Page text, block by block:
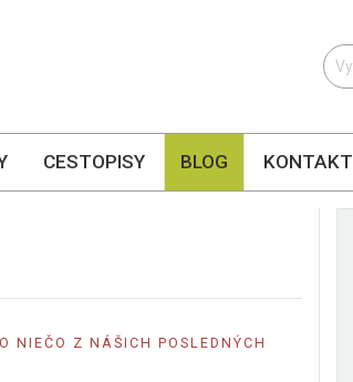
CESTOPISY BLOG KONTAKT
NIEČO Z NÁŠICH POSLEDNÝCH